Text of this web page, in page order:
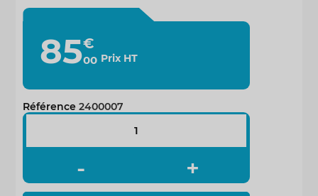
85€
00 Prix HT
Référence 2400007